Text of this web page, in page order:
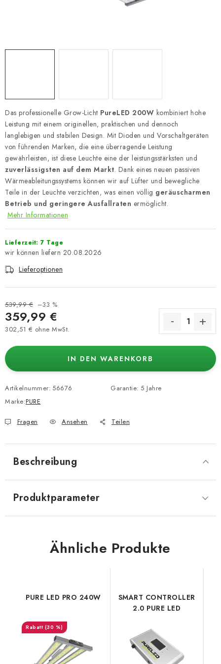
Das professionelle Grow-Licht PureLED 200W kombiniert hohe
Leistung mit einem originellen, praktischen und dennoch
langlebigen und stabilen Design. Mit Dioden und Vorschaltgeräten
von führenden Marken, die eine überragende Leistung
gewährleisten, ist diese Leuchte eine der leistungsstärksten und
zuverlässigsten auf dem Markt. Dank eines neuen passiven
Wärmeableitungssystems können wir auf Lüfter und bewegliche
Teile in der Leuchte verzichten, was einen völlig geräuscharmen
Betrieb und geringere Ausfallraten ermöglicht.
Mehr Informationen
Lieferzeit: 7 Tage
20.08.2026
Lieferoptionen
539,99 € –33 %
359,99 €
302,51 € ohne MwSt.
IN DEN WARENKORB
Artikelnummer: 56676
Marke:PURE
Garantie: 5 Jahre
Fragen Ansehen Teilen
Beschreibung
Produktparameter
Ähnliche Produkte
PURE LED PRO 240W
(30 %)
SMART CONTROLLER
2.0 PURE LED